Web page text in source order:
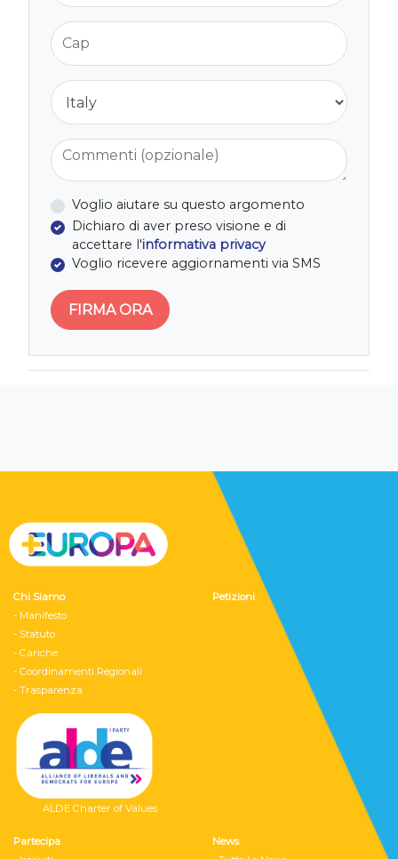
Cap
Nazione
Commenti (opzionale)
Voglio aiutare su questo argomento
Dichiaro di aver preso visione e di
accettare l'informativa privacy
Voglio ricevere aggiornamenti via SMS
Chi Siamo
- Manifesto
- Statuto
- Cariche
- Coordinamenti Regionali
- Trasparenza
ALDE Charter of Values
Petizioni
Partecipa
News